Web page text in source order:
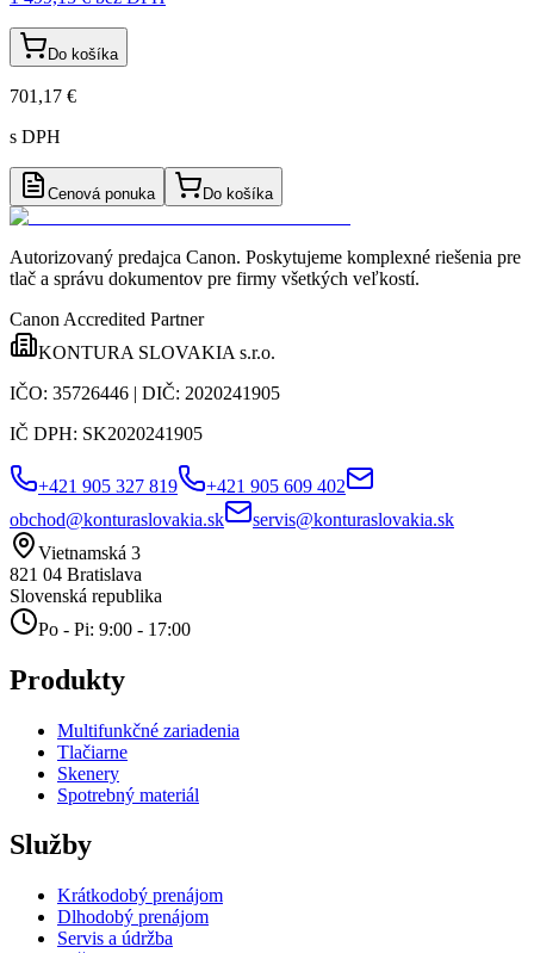
Do košíka
701,17 €
s DPH
Cenová ponuka Do košíka
Autorizovaný predajca Canon. Poskytujeme komplexné riešenia pre
tlač a správu dokumentov pre firmy všetkých veľkostí.
Canon Accredited Partner
KONTURA SLOVAKIA s.r.o.
IČO: 35726446 | DIČ: 2020241905
IČ DPH: SK2020241905
+421 905 327 819
+421 905 609 402
obchod@konturaslovakia.sk
servis@konturaslovakia.sk
Vietnamská 3
821 04 Bratislava
Slovenská republika
Po - Pi: 9:00 - 17:00
Produkty
Multifunkčné zariadenia
Tlačiarne
Skenery
Spotrebný materiál
Služby
Krátkodobý prenájom
Dlhodobý prenájom
Servis a údržba